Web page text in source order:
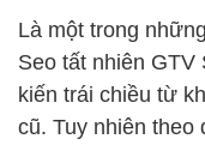
Là một trong
Seo tất nhiên
kiến trái chiều từ
cũ. Tuy nhiên theo